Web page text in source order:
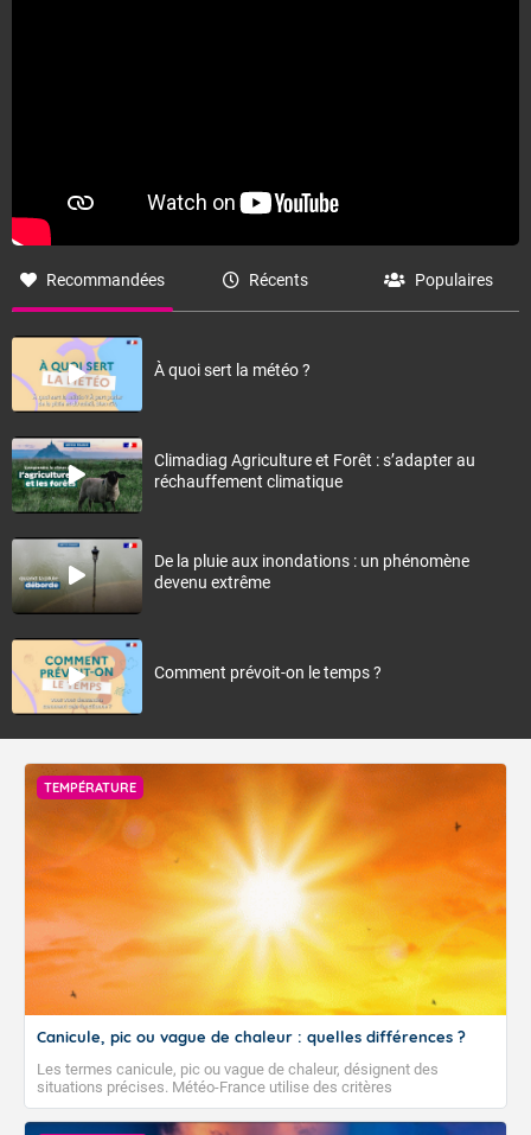
Recommandées Récents Populaires
À quoi sert la météo ?
Climadiag Agriculture et Forêt : s’adapter au
réchauffement climatique
De la pluie aux inondations : un phénomène
devenu extrême
Comment prévoit-on le temps ?
TEMPÉRATURE
Canicule, pic ou vague de chaleur : quelles différences ?
Les termes canicule, pic ou vague de chaleur, désignent des
situations précises. Météo-France utilise des critères
climatologiques pour évaluer et qualifier les épisodes de chaleur qui
peuvent avoir des impacts sanitaires et socio-économiques